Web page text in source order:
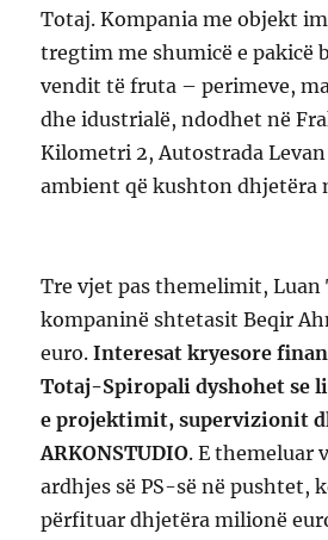
Totaj. Kompania me objekt
tregtim me shumicë e pakicë
vendit të fruta – perimeve,
dhe idustrialë, ndodhet në
Kilometri 2, Autostrada
ambient që kushton dhjetëra
Tre vjet pas themelimit,
kompaninë shtetasit Beqir
euro.Interesat kryesore
Totaj-Spiropali dyshohet se
e projektimit, supervizionit
ARKONSTUDIO. E themeluar
ardhjes së PS-së në pushtet,
përfituar dhjetëra milionë